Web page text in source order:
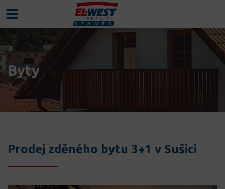
Byty
Prodej zděného bytu 3+1 v Sušici